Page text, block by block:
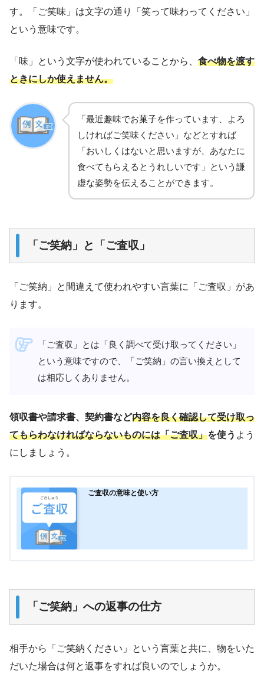
す。「ご笑味」は文字の通り「笑って味わってください」
という意味です。
「味」という文字が使われていることから、 食べ物を渡す
ときにしか使えません。
「最近趣味でお菓子を作っています、よろ
しければご笑味ください」などとすれば
「おいしくはないと思いますが、あなたに
食べてもらえるとうれしいです」という謙
虚な姿勢を伝えることができます。
「ご笑納」と「ご査収」
「ご笑納」と間違えて使われやすい言葉に「ご査収」があ
ります。
「ご査収」とは「良く調べて受け取ってください」
という意味ですので、「ご笑納」の言い換えとして
は相応しくありません。
領収書や請求書、契約書など内容を良く確認して受け取っ
てもらわなければならないものには「ご査収」を使う よう
にしましょう。
ご査収の意味と使い方
「ご笑納」への返事の仕方
相手から「ご笑納ください」という言葉と共に、物をいた
だいた場合は何と返事をすれば良いのでしょうか。